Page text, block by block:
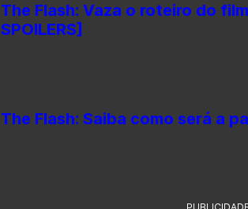
The Flash: Vaza o roteiro do
SPOILERS]
The Flash: Saiba como será a